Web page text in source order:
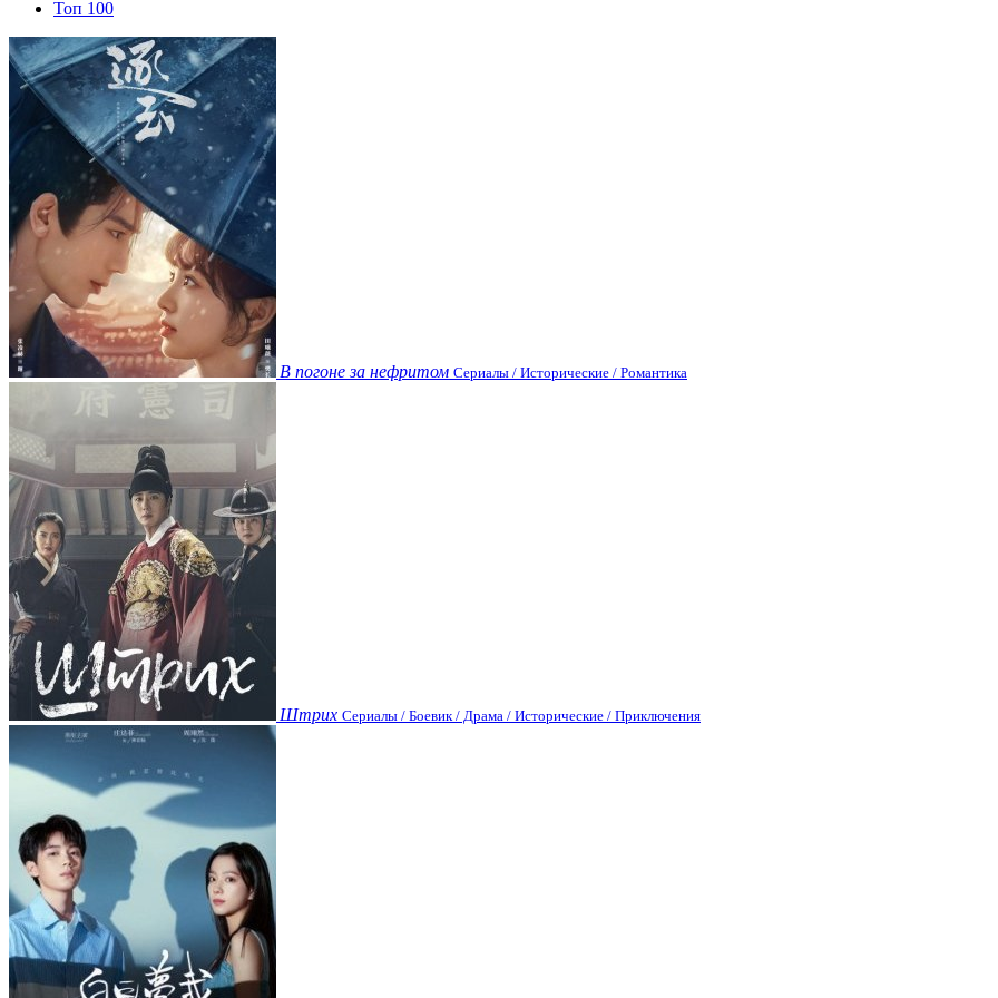
Топ 100
В погоне за нефритом Сериалы / Исторические / Романтика
Штрих Сериалы / Боевик / Драма / Исторические / Приключения